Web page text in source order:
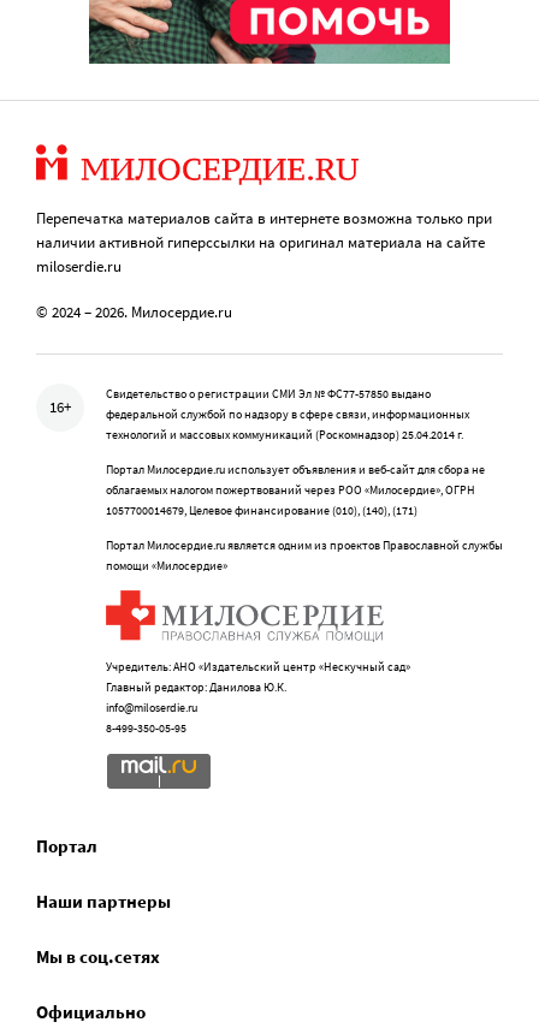
Перепечатка материалов сайта в интернете возможна только при
наличии активной гиперссылки на оригинал материала на сайте
miloserdie.ru
© 2024 – 2026. Милосердие.ru
16+
Свидетельство о регистрации СМИ Эл № ФС77-57850 выдано
федеральной службой по надзору в сфере связи, информационных
технологий и массовых коммуникаций (Роскомнадзор) 25.04.2014 г.
Портал Милосердие.ru использует объявления и веб-сайт для сбора не
облагаемых налогом пожертвований через РОО «Милосердие», ОГРН
1057700014679, Целевое финансирование (010), (140), (171)
Портал Милосердие.ru является одним из проектов Православной службы
помощи «Милосердие»
Учредитель: АНО «Издательский центр «Нескучный сад»
Главный редактор: Данилова Ю.К.
info@miloserdie.ru
8-499-350-05-95
Портал
Наши партнеры
Мы в соц.сетях
Официально